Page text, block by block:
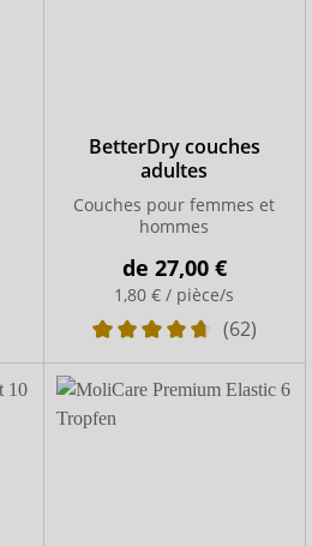
BetterDry couches
adultes
Couches pour femmes et
hommes
de 27,00 €
1,80 € / pièce/s
(62)